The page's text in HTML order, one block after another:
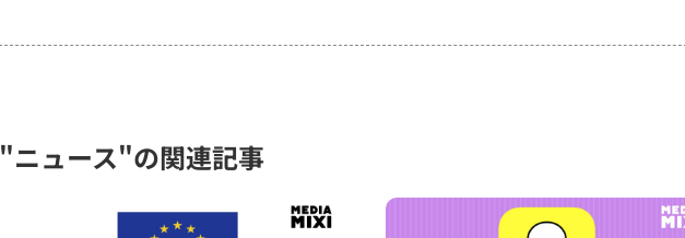
"ニュース"の関連記事